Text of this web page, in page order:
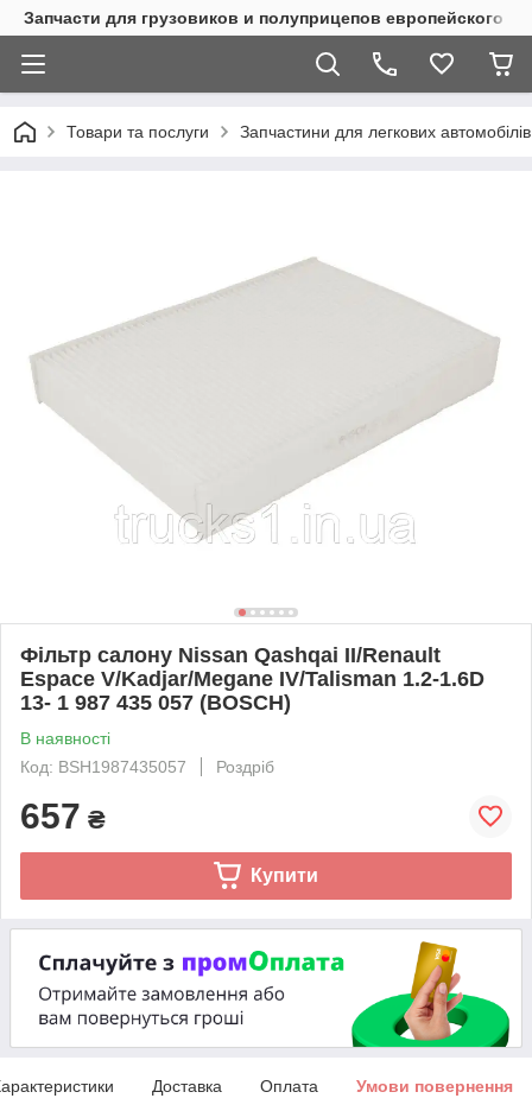
Запчасти для грузовиков и полуприцепов европейского
Товари та послуги Запчастини для легкових автомобілів
Фільтр салону Nissan Qashqai II/Renault
Espace V/Kadjar/Megane IV/Talisman 1.2-1.6D
13- 1 987 435 057 (BOSCH)
В наявності
Код: BSH1987435057
Роздріб
657 ₴
Купити
Доставка Оплата Умови повернення